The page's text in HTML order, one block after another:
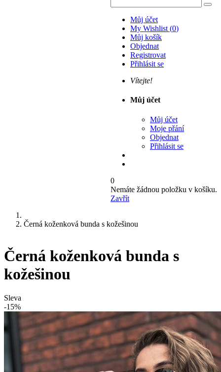
Můj účet
My Wishlist (0)
Můj košík
Objednat
Registrovat
Přihlásit se
Vítejte!
Můj účet
Můj účet
Moje přání
Objednat
Přihlásit se
0
Nemáte žádnou položku v košíku.
Zavřít
Černá koženková bunda s kožešinou
Černá koženková bunda s
kožešinou
Sleva
-15%